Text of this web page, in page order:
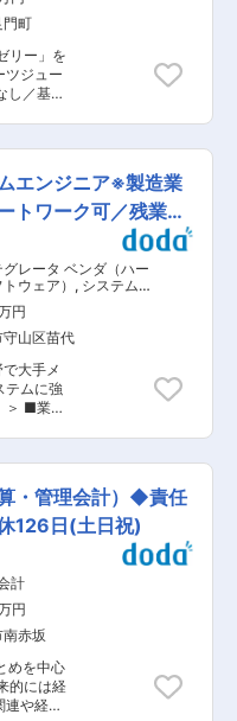
ではチ
ンジニア
構築して
ムで共
めており
は国内
リカ、
端のガ
いま
重んじ
収し、自
。 ◇各工
、様々な
成感はひ
5名が在
場企業
材から
す。業
るなどブ
上げ拡
のエク
持つこと
注対応
でなく海
ルに展開
に変更の
門町
リー」を
ツジュー
し／基本
ただき、
しま
取引のあ
入社時の
） ・
客ニーズ
のスキ
任せす
ムで担当
。 ・フ
業時間
お客様の
ィングか
場を活用
するビジ
から、
ランド
に
料を少
制が整
す。 ・
に向けた
ースな
々の人
エンジニア※製造業
トワーク可／残業月
レータ ベンダ（ハー
ウェア） , システムエ
オープン系・パッケ
ェクトマネジャー
系・パッケージ開
円
山区苗代
大手メ
テムに強
務
したいと
ム開発
システ
ィシステ
企業
システ
語：
、外注
択可能
めていた
ハウと
・管理会計）◆責任
126日(土日祝)
計
円
赤坂
めを中心
的には経
や経営